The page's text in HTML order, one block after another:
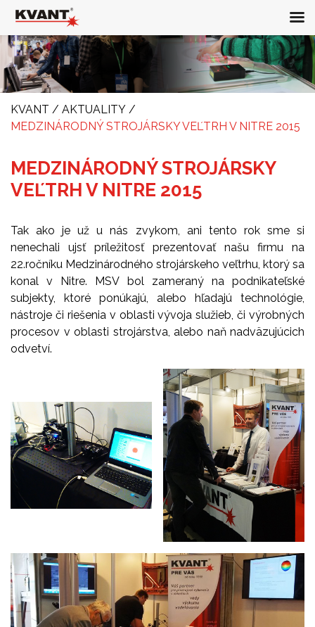
KVANT / AKTUALITY /
MEDZINÁRODNÝ STROJÁRSKY VEĽTRH V NITRE 2015
MEDZINÁRODNÝ STROJÁRSKY
VEĽTRH V NITRE 2015
Tak ako je už u nás zvykom, ani tento rok sme si
nenechali ujsť príležitosť prezentovať našu firmu na
22.ročníku Medzinárodného strojárskeho veľtrhu, ktorý sa
konal v Nitre. MSV bol zameraný na podnikateľské
subjekty, ktoré ponúkajú, alebo hľadajú technológie,
nástroje či riešenia v oblasti vývoja služieb, či výrobných
procesov v oblasti strojárstva, alebo naň nadväzujúcich
odvetví.